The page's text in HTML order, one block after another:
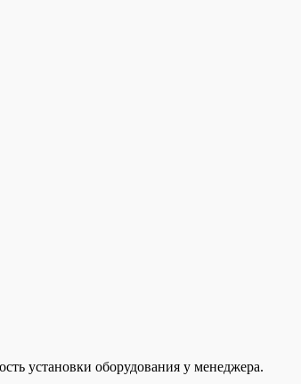
установки оборудования у менеджера.